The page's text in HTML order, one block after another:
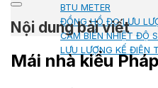
BTU METER
ĐỒNG HỒ ĐO LƯU
CẢM BIẾN NHIỆT ĐỘ
LƯU LƯỢNG KẾ ĐIỆN
Nội dung bài viết
Mái nhà kiểu